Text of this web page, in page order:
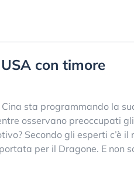
con timore
Cina sta programmando la
osservano preoccupati
Secondo gli esperti c’è il
per il Dragone. E non